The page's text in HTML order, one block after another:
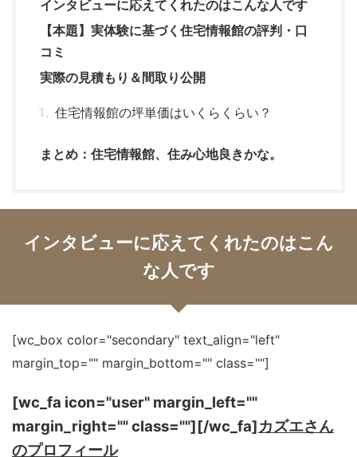
インタビューに応えてくれたのはこんな人です
【本題】実体験に基づく住宅情報館の評判・口
コミ
実際の見積もり＆間取り公開
住宅情報館の坪単価はいくらくらい？
まとめ：住宅情報館、住み心地良きかな。
インタビューに応えてくれたのはこん
な人です
[wc_box color="secondary" text_align="left"
margin_top="" margin_bottom="" class=""]
[wc_fa icon="user" margin_left=""
margin_right="" class=""][/wc_fa]カズエさん
のプロフィール